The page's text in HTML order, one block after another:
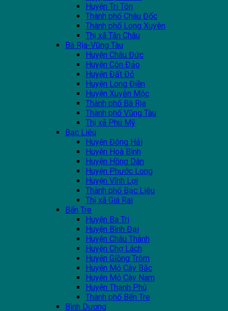
Huyện Tri Tôn
Thành phố Châu Đốc
Thành phố Long Xuyên
Thị xã Tân Châu
Bà Rịa-Vũng Tàu
Huyện Châu Đức
Huyện Côn Đảo
Huyện Đất Đỏ
Huyện Long Điền
Huyện Xuyên Mộc
Thành phố Bà Rịa
Thành phố Vũng Tàu
Thị xã Phú Mỹ
Bạc Liêu
Huyện Đông Hải
Huyện Hoà Bình
Huyện Hồng Dân
Huyện Phước Long
Huyện Vĩnh Lợi
Thành phố Bạc Liêu
Thị xã Giá Rai
Bến Tre
Huyện Ba Tri
Huyện Bình Đại
Huyện Châu Thành
Huyện Chợ Lách
Huyện Giồng Trôm
Huyện Mỏ Cày Bắc
Huyện Mỏ Cày Nam
Huyện Thạnh Phú
Thành phố Bến Tre
Bình Dương